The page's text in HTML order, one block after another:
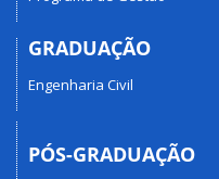
GRADUAÇÃO
Engenharia Civil
PÓS-GRADUAÇÃO